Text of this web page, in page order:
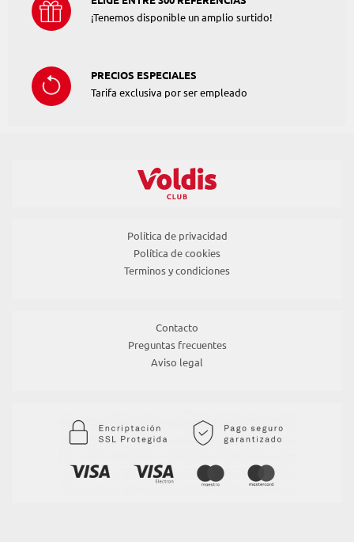
¡Tenemos disponible un amplio surtido!
PRECIOS ESPECIALES
Tarifa exclusiva por ser empleado
Política de privacidad
Política de cookies
Terminos y condiciones
Contacto
Preguntas frecuentes
Aviso legal